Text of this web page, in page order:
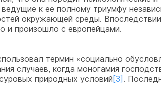
ведущие к ее полному триумфу
окружающей среды.
и произошло с европейцами.
термин «социально
случаев, когда моногамия
природных условий[3] .